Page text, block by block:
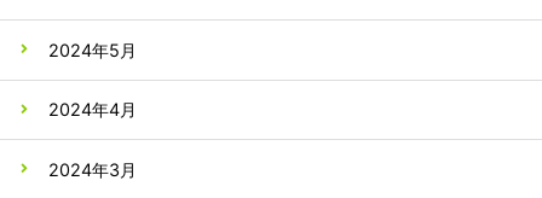
2024年5月
2024年4月
2024年3月